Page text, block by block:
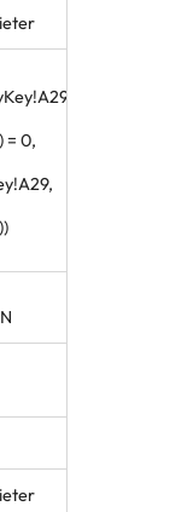
= 0,